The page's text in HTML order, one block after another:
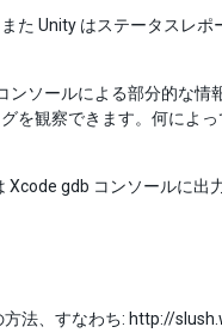
Unity はステータスレポ
ソールによる部分的な情
を観察できます。何によ
gdb コンソールに出
法、すなわち: http://